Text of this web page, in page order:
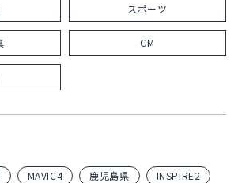
スポーツ
CM
MAVIC4 鹿児島県
INSPIRE2